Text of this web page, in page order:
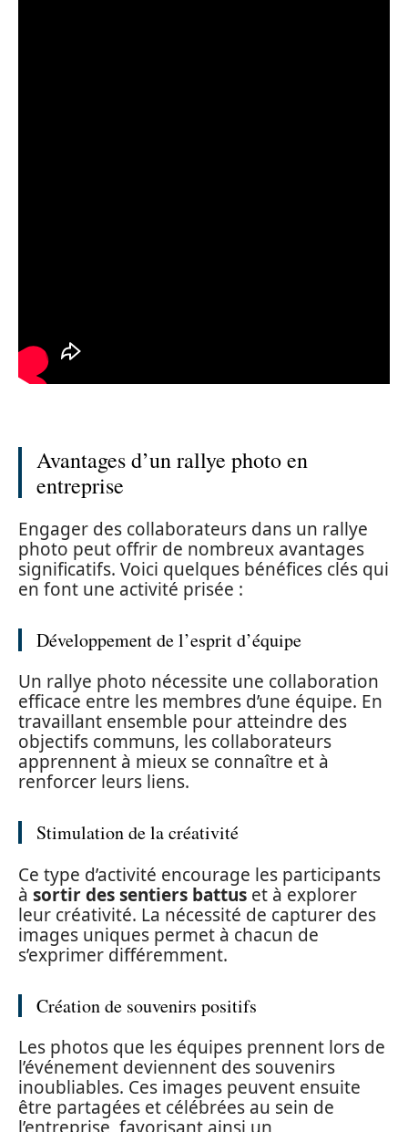
Avantages d’un rallye photo en
entreprise
Engager des collaborateurs dans un rallye
photo peut offrir de nombreux avantages
significatifs. Voici quelques bénéfices clés qui
en font une activité prisée :
Développement de l’esprit d’équipe
Un rallye photo nécessite une collaboration
efficace entre les membres d’une équipe. En
travaillant ensemble pour atteindre des
objectifs communs, les collaborateurs
apprennent à mieux se connaître et à
renforcer leurs liens.
Stimulation de la créativité
Ce type d’activité encourage les participants
à sortir des sentiers battus et à explorer
leur créativité. La nécessité de capturer des
images uniques permet à chacun de
s’exprimer différemment.
Création de souvenirs positifs
Les photos que les équipes prennent lors de
l’événement deviennent des souvenirs
inoubliables. Ces images peuvent ensuite
être partagées et célébrées au sein de